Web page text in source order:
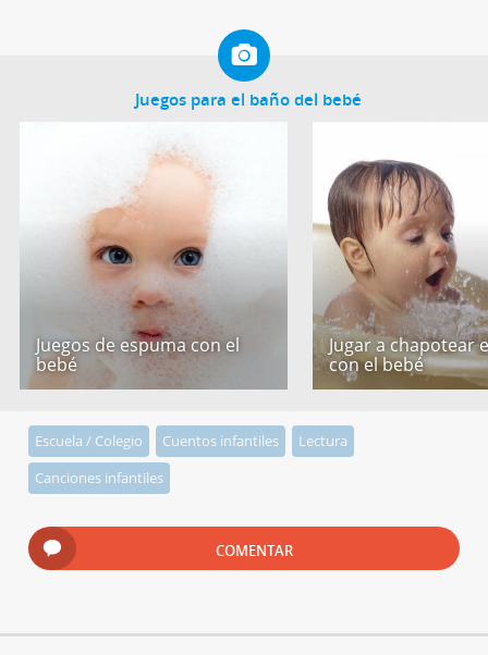
Juegos para el baño del bebé
Juegos de espuma con el
bebé
Jugar a chapotear
con el bebé
Escuela / Colegio Cuentos infantiles
Lectura
Canciones infantiles
COMENTAR